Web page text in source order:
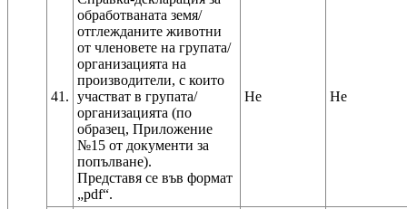
41.
обработваната земя/
отглежданите животни
от членовете на групата/
организацията на
производители, с които
участват в групата/
организацията (по
образец, Приложение
№15 от документи за
попълване).
Представя се във формат
Не Не